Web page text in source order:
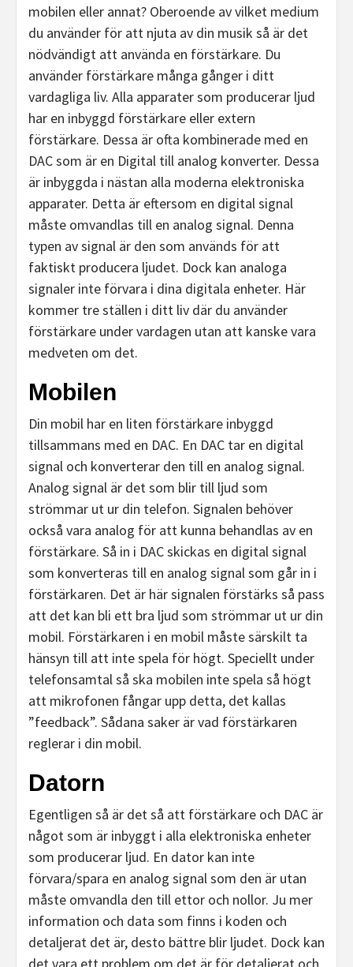
mobilen eller annat? Oberoende av vilket medium
du använder för att njuta av din musik så är det
nödvändigt att använda en förstärkare. Du
använder förstärkare många gånger i ditt
vardagliga liv. Alla apparater som producerar ljud
har en inbyggd förstärkare eller extern
förstärkare. Dessa är ofta kombinerade med en
DAC som är en Digital till analog konverter. Dessa
är inbyggda i nästan alla moderna elektroniska
apparater. Detta är eftersom en digital signal
måste omvandlas till en analog signal. Denna
typen av signal är den som används för att
faktiskt producera ljudet. Dock kan analoga
signaler inte förvara i dina digitala enheter. Här
kommer tre ställen i ditt liv där du använder
förstärkare under vardagen utan att kanske vara
medveten om det.
Mobilen
Din mobil har en liten förstärkare inbyggd
tillsammans med en DAC. En DAC tar en digital
signal och konverterar den till en analog signal.
Analog signal är det som blir till ljud som
strömmar ut ur din telefon. Signalen behöver
också vara analog för att kunna behandlas av en
förstärkare. Så in i DAC skickas en digital signal
som konverteras till en analog signal som går in i
förstärkaren. Det är här signalen förstärks så pass
att det kan bli ett bra ljud som strömmar ut ur din
mobil. Förstärkaren i en mobil måste särskilt ta
hänsyn till att inte spela för högt. Speciellt under
telefonsamtal så ska mobilen inte spela så högt
att mikrofonen fångar upp detta, det kallas
”feedback”. Sådana saker är vad förstärkaren
reglerar i din mobil.
Datorn
Egentligen så är det så att förstärkare och DAC är
något som är inbyggt i alla elektroniska enheter
som producerar ljud. En dator kan inte
förvara/spara en analog signal som den är utan
måste omvandla den till ettor och nollor. Ju mer
information och data som finns i koden och
detaljerat det är, desto bättre blir ljudet. Dock kan
det vara ett problem om det är för detaljerat och